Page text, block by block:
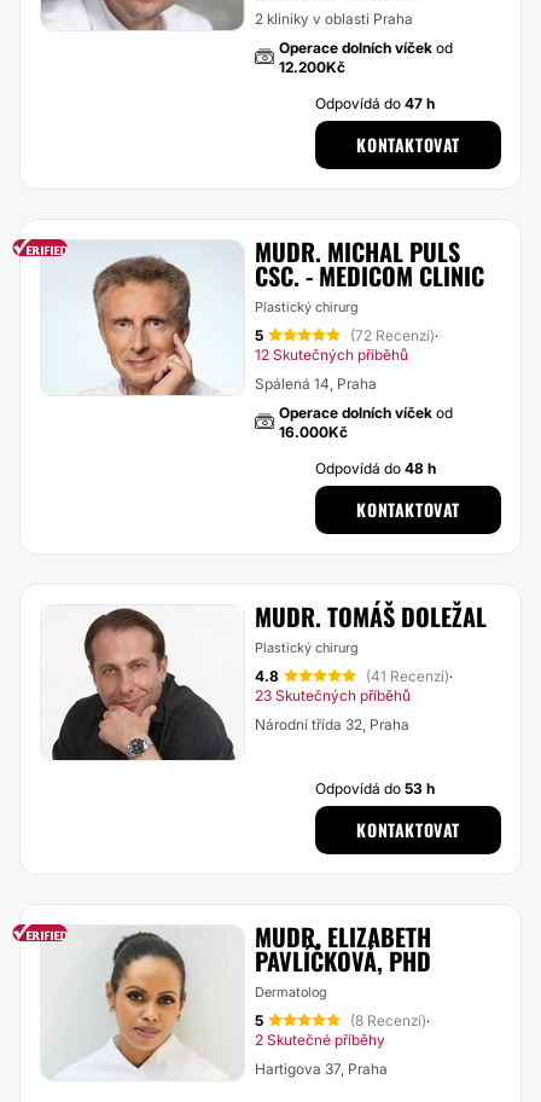
2 kliniky v oblasti Praha
Operace dolních víček od
12.200Kč
Odpovídá do47 h
KONTAKTOVAT
MUDR. MICHAL PULS
CSC. - MEDICOM CLINIC
Plastický chirurg
5 (72 Recenzí)·
12 Skutečných příběhů
Spálená 14, Praha
Operace dolních víček od
16.000Kč
Odpovídá do48 h
KONTAKTOVAT
MUDR. TOMÁŠ DOLEŽAL
Plastický chirurg
4.8 (41 Recenzí)·
23 Skutečných příběhů
Národní třída 32, Praha
Odpovídá do53 h
KONTAKTOVAT
MUDR. ELIZABETH
PAVLÍČKOVÁ, PHD
Dermatolog
5 (8 Recenzí)·
2 Skutečné příběhy
Hartigova 37, Praha